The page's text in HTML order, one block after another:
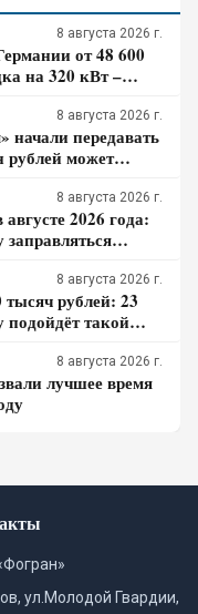
8 августа 2026 г.
от 48 600
на 320 кВт –
8 августа 2026 г.
начали передавать
рублей может
8 августа 2026 г.
2026 года:
8 августа 2026 г.
тысяч рублей: 23
такой
8 августа 2026 г.
лучшее время
ул.Молодой Гвардии,